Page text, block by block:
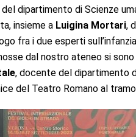
dipartimento di Scienze
insieme a Luigina Mortari,
fra i due esperti
dal nostro ateneo si
, docente del dipartimento
del Teatro Romano al